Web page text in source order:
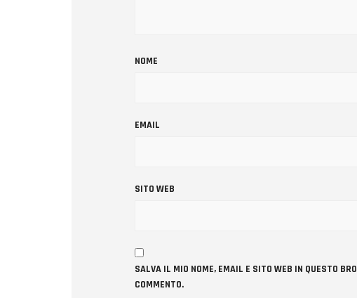
NOME
EMAIL
SITO WEB
SALVA IL MIO NOME, EMAIL E SITO WEB IN QUESTO
COMMENTO.